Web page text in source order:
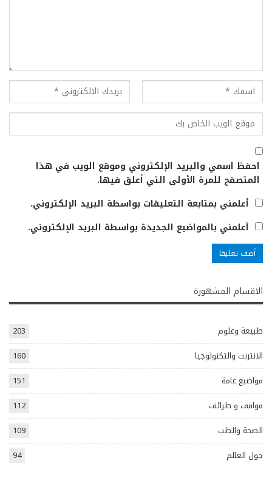
احفظ اسمي والبريد الإلكتروني وموقع الويب في هذا
المتصفح للمرة الأولى التي أعلق فيها.
أعلمني بمتابعة التعليقات بواسطة البريد الإلكتروني.
أعلمني بالمواضيع الجديدة بواسطة البريد الإلكتروني.
الاقسام المشهورة
طبيعة وعلوم
203
الانترنت والتكنولوجيا
160
مواضيع عامة
151
مواقف و طرائف
112
الصحة والطب
109
حول العالم
94